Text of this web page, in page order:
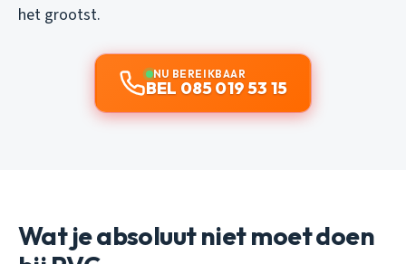
het grootst.
NU BEREIKBAAR
BEL 085 019 53 15
Wat je absoluut niet moet doen